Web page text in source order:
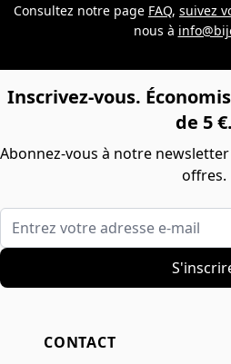
Consultez notre page FAQ, suivez
nous à
Inscrivez-vous.
de 5 €.
Abonnez-vous à notre
offres.
Entrez votre adresse e-mail
CONTACT